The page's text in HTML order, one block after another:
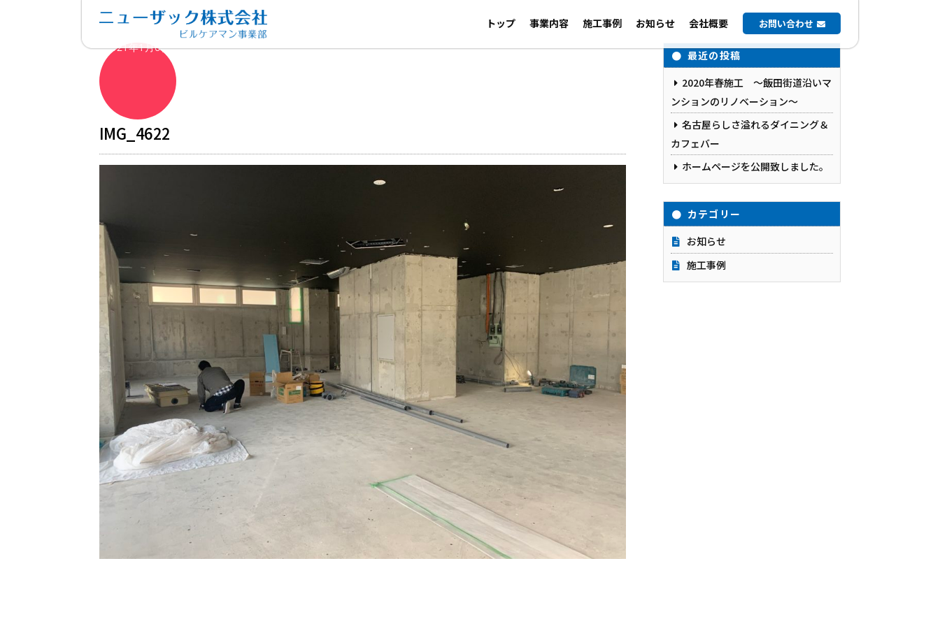
トップ 事業内容 施工事例 お知らせ 会社概要
お問い合わせ
2021年1月6日
IMG_4622
最近の投稿
2020年春施工 ～飯田街道沿いマ
ンションのリノベーション～
名古屋らしさ溢れるダイニング＆
カフェバー
ホームページを公開致しました。
カテゴリー
お知らせ
施工事例